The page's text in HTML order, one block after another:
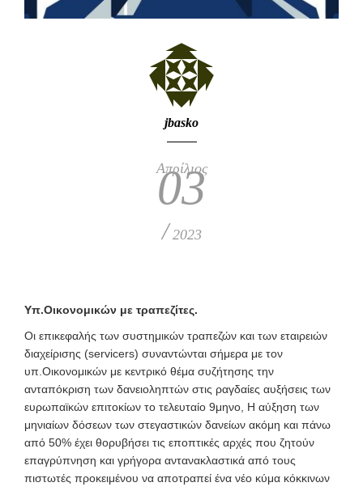
jbasko
Απρίλιος
03
/ 2023
Υπ.Οικονομικών με τραπεζίτες.
Οι επικεφαλής των συστημικών τραπεζών και των εταιρειών
διαχείρισης (servicers) συναντώνται σήμερα με τον
υπ.Οικονομικών με κεντρικό θέμα συζήτησης την
ανταπόκριση των δανειοληπτών στις ραγδαίες αυξήσεις των
ευρωπαϊκών επιτοκίων το τελευταίο 9μηνο, Η αύξηση των
μηνιαίων δόσεων των στεγαστικών δανείων ακόμη και πάνω
από 50% έχει θορυβήσει τις εποπτικές αρχές που ζητούν
επαγρύπνηση και γρήγορα αντανακλαστικά από τους
πιστωτές προκειμένου να αποτραπεί ένα νέο κύμα κόκκινων